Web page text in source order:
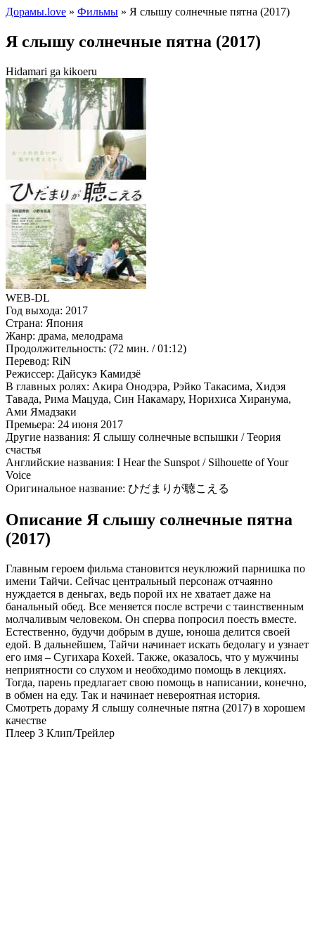
Дорамы.love » Фильмы » Я слышу солнечные пятна (2017)
Я слышу солнечные пятна (2017)
Hidamari ga kikoeru
WEB-DL
Год выхода: 2017
Страна: Япония
Жанр: драма, мелодрама
Продолжительность: (72 мин. / 01:12)
Перевод: RiN
Режиссер: Дайсукэ Камидзё
В главных ролях: Акира Онодэра, Рэйко Такасима, Хидэя
Тавада, Рима Мацуда, Син Накамару, Норихиса Хиранума,
Ами Ямадзаки
Премьера: 24 июня 2017
Другие названия: Я слышу солнечные вспышки / Теория
счастья
Английские названия: I Hear the Sunspot / Silhouette of Your
Voice
Оригинальное название: ひだまりが聴こえる
Описание Я слышу солнечные пятна
(2017)
Главным героем фильма становится неуклюжий парнишка по
имени Тайчи. Сейчас центральный персонаж отчаянно
нуждается в деньгах, ведь порой их не хватает даже на
банальный обед. Все меняется после встречи с таинственным
молчаливым человеком. Он сперва попросил поесть вместе.
Естественно, будучи добрым в душе, юноша делится своей
едой. В дальнейшем, Тайчи начинает искать бедолагу и узнает
его имя – Сугихара Кохей. Также, оказалось, что у мужчины
неприятности со слухом и необходимо помощь в лекциях.
Тогда, парень предлагает свою помощь в написании, конечно,
в обмен на еду. Так и начинает невероятная история.
Смотреть дораму Я слышу солнечные пятна (2017) в хорошем
качестве
Плеер 3 Клип/Трейлер